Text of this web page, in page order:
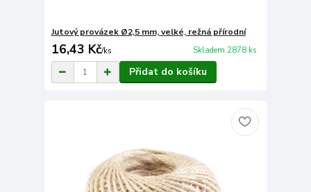
Jutový provázek Ø2,5 mm, velké, režná přírodní
16,43 Kč/ks Skladem 2878 ks
Přidat do košíku